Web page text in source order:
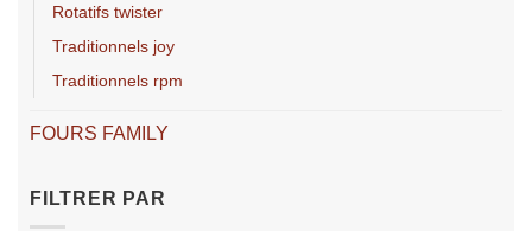
rotatifs twister
traditionnels joy
traditionnels rpm
FOURS FAMILY
FILTRER PAR